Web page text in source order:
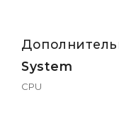
System
CPU